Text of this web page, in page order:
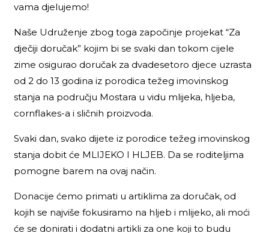
vama djelujemo!
Naše Udruženje zbog toga započinje projekat “Za
dječiji doručak” kojim bi se svaki dan tokom cijele
zime osigurao doručak za dvadesetoro djece uzrasta
od 2 do 13 godina iz porodica težeg imovinskog
stanja na području Mostara u vidu mlijeka, hljeba,
cornflakes-a i sličnih proizvoda.
Svaki dan, svako dijete iz porodice težeg imovinskog
stanja dobit će MLIJEKO I HLJEB. Da se roditeljima
pomogne barem na ovaj način.
Donacije ćemo primati u artiklima za doručak, od
kojih se najviše fokusiramo na hljeb i mlijeko, ali moći
će se donirati i dodatni artikli za one koji to budu